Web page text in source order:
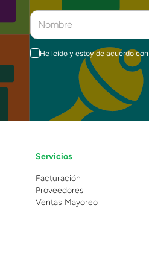
He leído y estoy de acuerdo con
Servicios
Facturación
Proveedores
Ventas Mayoreo